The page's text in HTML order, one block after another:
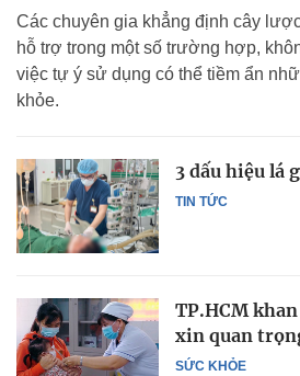
Các chuyên gia khẳng định cây
hỗ trợ trong một số trường hợp,
việc tự ý sử dụng có thể tiềm ẩn
khỏe.
TIN TỨC
3 dấu hiệu lá
SỨC KHỎE
TP.HCM
xin quan